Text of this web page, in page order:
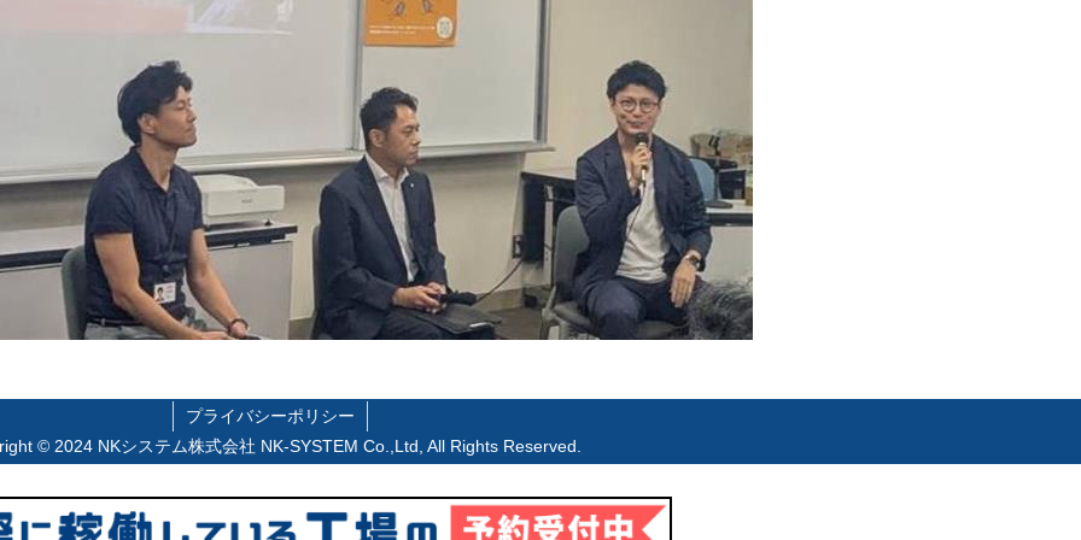
プライバシーポリシー
© 2024 NKシステム株式会社 NK-SYSTEM Co.,Ltd, All Rights Reserved.